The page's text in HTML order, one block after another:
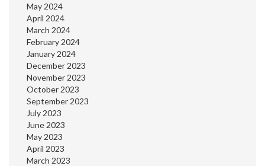
May 2024
April 2024
March 2024
February 2024
January 2024
December 2023
November 2023
October 2023
September 2023
July 2023
June 2023
May 2023
April 2023
March 2023